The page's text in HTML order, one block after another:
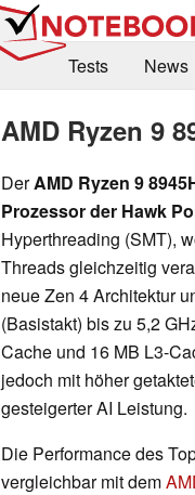
Tests
News
AMD Ryzen 9
DerAMD Ryzen 9
Prozessor der Hawk
Hyperthreading (SMT),
Threads gleichzeitig
neue Zen 4 Architektur
(Basistakt) bis zu 5,2
Cache und 16 MB L3-
jedoch mit höher
gesteigerter AI Leistung.
Die Performance des
vergleichbar mit dem